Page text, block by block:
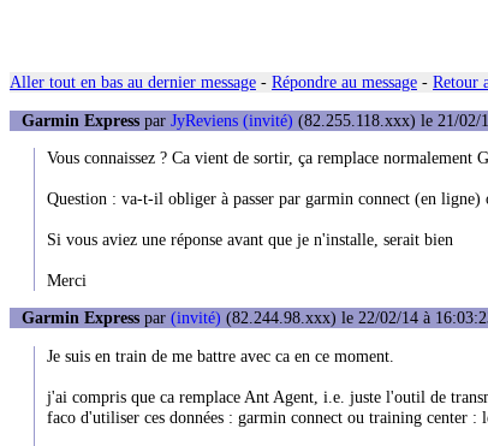
Aller tout en bas au dernier message - Répondre au message - Retour
Garmin Express par JyReviens (invité) (82.255.118.xxx) le 21/02/
Vous connaissez ? Ca vient de sortir, ça remplace normalement
Question : va-t-il obliger à passer par garmin connect (en
Si vous aviez une réponse avant que je n'installe, serait bien
Merci
Garmin Express par (invité) (82.244.98.xxx) le 22/02/14 à
Je suis en train de me battre avec ca en ce moment.
j'ai compris que ca remplace Ant Agent, i.e. juste l'outil de
faco d'utiliser ces données : garmin connect ou training center :